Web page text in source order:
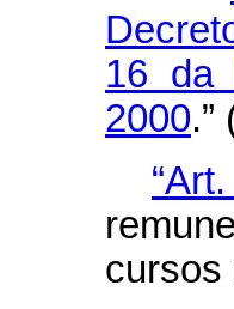
16 da
2000.”
cursos